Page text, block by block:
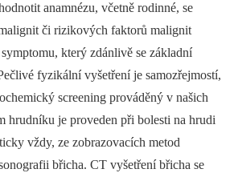
anamnézu, včetně rodinné, se
či rizikových faktorů malignit
který zdánlivě se základní
fyzikální vyšetření je samozřejmostí,
screening prováděný v našich
hrudníku je proveden při bolesti na hrudi
vždy, ze zobrazovacích metod
břicha. CT vyšetření břicha se